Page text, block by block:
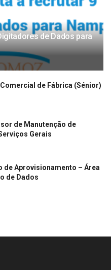
de Dados para
de Fábrica (Sénior)
de Manutenção de
Gerais
de Aprovisionamento – Área
de Dados